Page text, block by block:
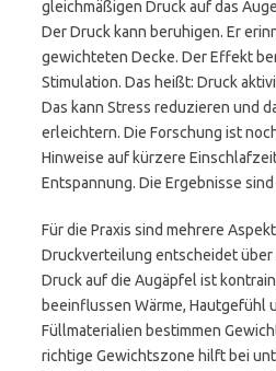
gleichmäßigen Druck auf das
Der Druck kann beruhigen. Er
gewichteten Decke. Der Effekt
Stimulation. Das heißt: Druck
Das kann Stress reduzieren und
erleichtern. Die Forschung ist
Hinweise auf kürzere
Entspannung. Die Ergebnisse
Für die Praxis sind mehrere
Druckverteilung entscheidet über
Druck auf die Augäpfel ist
beeinflussen Wärme, Hautgefühl
Füllmaterialien bestimmen
richtige Gewichtszone hilft bei